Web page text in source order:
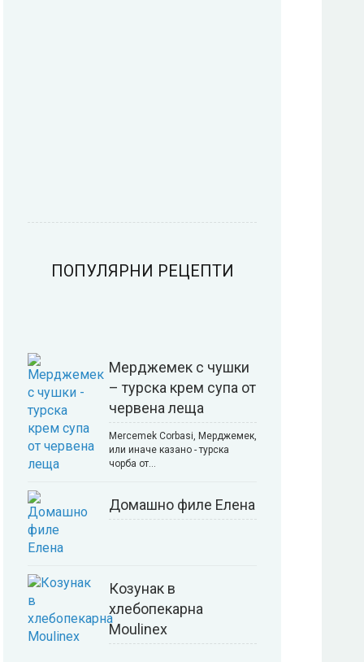
ПОПУЛЯРНИ РЕЦЕПТИ
Мерджемек с чушки
– турска крем супа от
червена леща
Mercemek Corbasi, Мерджемек,
или иначе казано - турска
чорба от…
Домашно филе Елена
Козунак в
хлебопекарна
Moulinex